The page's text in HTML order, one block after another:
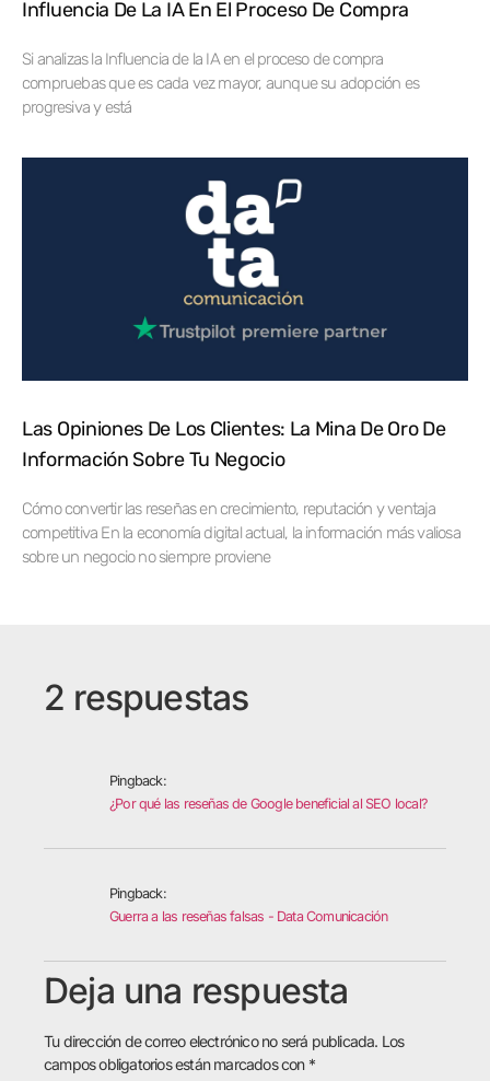
Influencia De La IA En El Proceso De Compra
Si analizas la Influencia de la IA en el proceso de compra
compruebas que es cada vez mayor, aunque su adopción es
progresiva y está
Las Opiniones De Los Clientes: La Mina De Oro De
Información Sobre Tu Negocio
Cómo convertir las reseñas en crecimiento, reputación y ventaja
competitiva En la economía digital actual, la información más valiosa
sobre un negocio no siempre proviene
2 respuestas
Pingback:
¿Por qué las reseñas de Google beneficial al SEO local?
Pingback:
Guerra a las reseñas falsas - Data Comunicación
Deja una respuesta
Tu dirección de correo electrónico no será publicada. Los
campos obligatorios están marcados con *